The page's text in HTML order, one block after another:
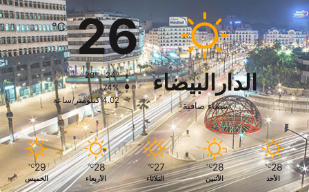
الدارالبيضاء
سماء صافية
26
℃
28º - 24º
74%
4.02 كيلومتر/ساعة
28
℃
الأحد
28
℃
الأثنين
27
℃
الثلاثاء
28
℃
الأربعاء
29
℃
الخميس